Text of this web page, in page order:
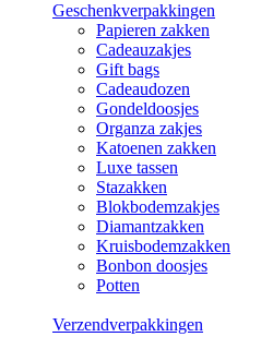
Geschenkverpakkingen
Papieren zakken
Cadeauzakjes
Gift bags
Cadeaudozen
Gondeldoosjes
Organza zakjes
Katoenen zakken
Luxe tassen
Stazakken
Blokbodemzakjes
Diamantzakken
Kruisbodemzakken
Bonbon doosjes
Potten
Verzendverpakkingen